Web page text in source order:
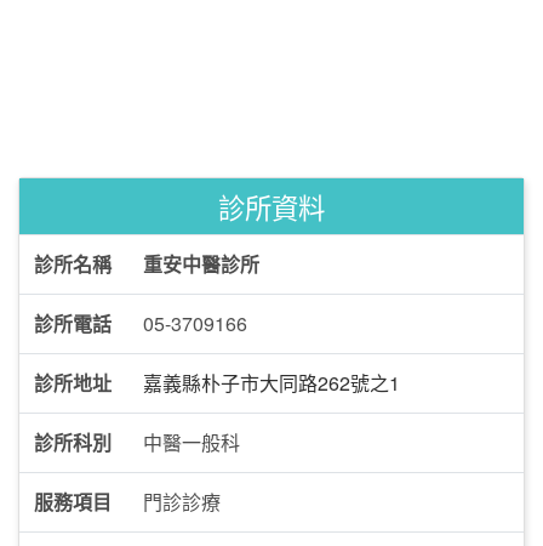
診所資料
診所名稱 重安中醫診所
診所電話 05-3709166
診所地址 嘉義縣朴子市大同路262號之1
診所科別 中醫一般科
服務項目 門診診療